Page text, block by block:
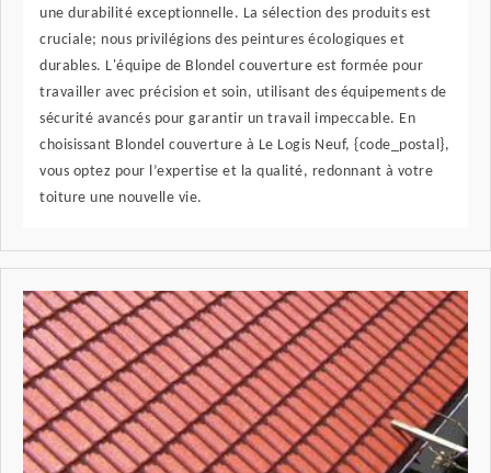
une durabilité exceptionnelle. La sélection des produits est
cruciale; nous privilégions des peintures écologiques et
durables. L'équipe de Blondel couverture est formée pour
travailler avec précision et soin, utilisant des équipements de
sécurité avancés pour garantir un travail impeccable. En
choisissant Blondel couverture à Le Logis Neuf, {code_postal},
vous optez pour l’expertise et la qualité, redonnant à votre
toiture une nouvelle vie.